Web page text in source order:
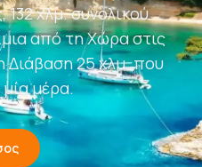
χλμ. συνολικού
από τη Χώρα στις
Διάβαση 25 χλμ. που
μία μέρα.